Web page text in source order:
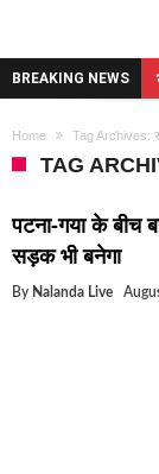
BREAKING NEWS
Home Tag Archives:
TAG
पटना-गया के बीच
सड़क भी बनेगा
By Nalanda Live